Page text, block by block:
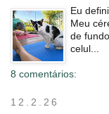
Eu
Meu
de
celul...
8 comentários:
12.2.26